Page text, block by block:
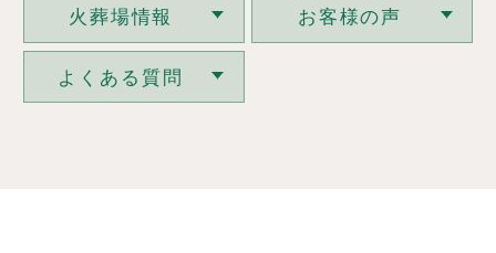
い。
火葬場情報 お客様の声
よくある質問